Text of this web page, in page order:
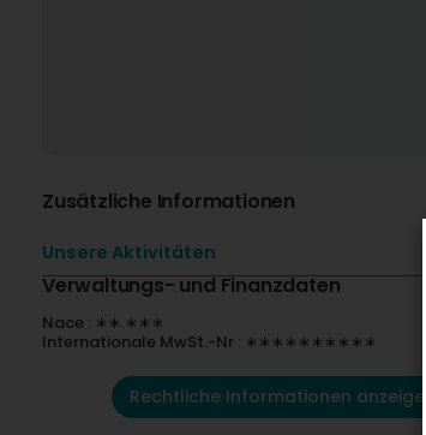
Zusätzliche Informationen
Unsere Aktivitäten
Verwaltungs- und Finanzdaten
Nace : ∗∗.∗∗∗
Internationale MwSt.-Nr : ∗∗∗∗∗∗∗∗∗∗
Rechtliche Informationen anzeigen